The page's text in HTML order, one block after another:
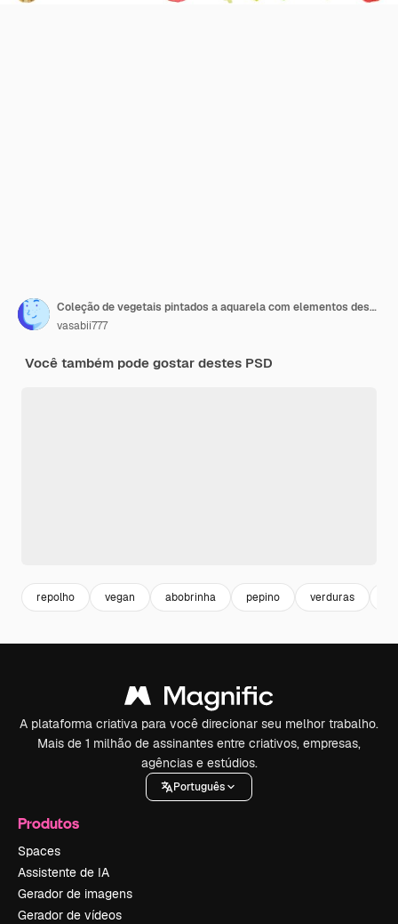
Coleção de vegetais pintados a aquarela com elementos desenhados à mão isolados em fundo transparente
vasabii777
Você também pode gostar destes PSD
repolho vegan abobrinha pepino verduras
A plataforma criativa para você direcionar seu melhor trabalho.
Mais de 1 milhão de assinantes entre criativos, empresas,
agências e estúdios.
Português
Produtos
Spaces
Assistente de IA
Gerador de imagens
Gerador de vídeos